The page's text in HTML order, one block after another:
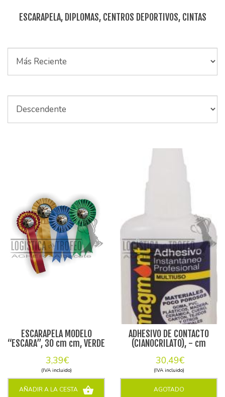
ESCARAPELA, DIPLOMAS, CENTROS DEPORTIVOS, CINTAS
ESCARAPELA MODELO
“ESCARA”, 30 cm cm, VERDE
3,39€
(IVA incluido)
AÑADIR A LA CESTA
ADHESIVO DE CONTACTO
(CIANOCRILATO), - cm
30,49€
(IVA incluido)
AGOTADO